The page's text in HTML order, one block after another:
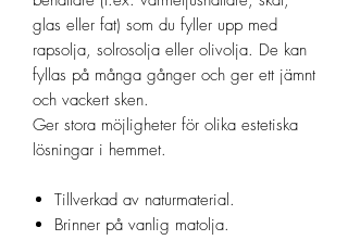
glas eller fat) som du fyller upp med
rapsolja, solrosolja eller olivolja. De kan
fyllas på många gånger och ger ett jämnt
och vackert sken.
Ger stora möjligheter för olika estetiska
lösningar i hemmet.
Tillverkad av naturmaterial.
Brinner på vanlig matolja.